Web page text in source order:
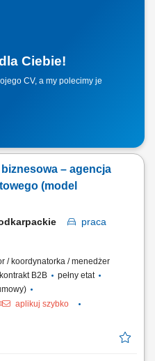
sprzedażą usług
sklepy internetowe, Social
Ciebie!
CV, a my polecimy je
– agencja
(model
praca
/ koordynatorka / menedżer
B2B
pełny etat
aplikuj szybko